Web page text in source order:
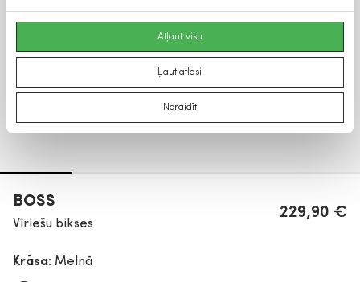
Atļaut visu
Ļaut atlasi
Noraidīt
BOSS
Vīriešu bikses
229,90 €
Krāsa: Melnā